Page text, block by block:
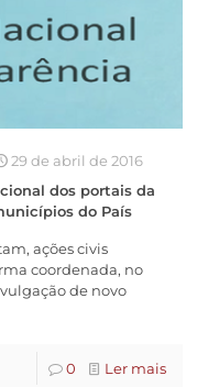
29 de abril de 2016
dos portais da
do País
ações civis
coordenada, no
de novo
0 Ler mais